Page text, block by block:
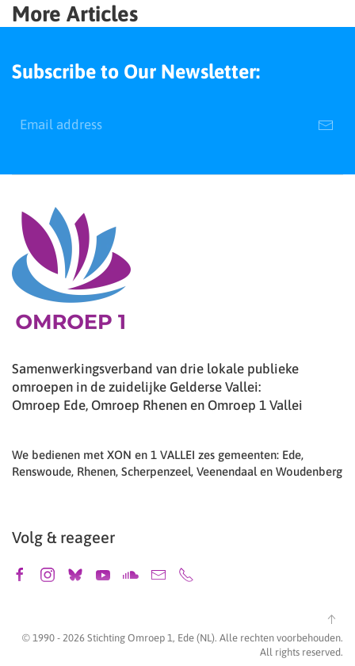
More Articles
Subscribe to Our Newsletter:
Samenwerkingsverband van drie lokale publieke
omroepen in de zuidelijke Gelderse Vallei:
Omroep Ede, Omroep Rhenen en Omroep 1 Vallei
We bedienen met XON en 1 VALLEI zes gemeenten: Ede,
Renswoude, Rhenen, Scherpenzeel, Veenendaal en Woudenberg
Volg & reageer
© 1990 - 2026 Stichting Omroep 1, Ede (NL). Alle rechten voorbehouden.
All rights reserved.